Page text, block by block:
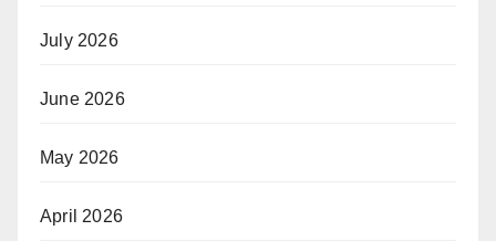
July 2026
June 2026
May 2026
April 2026